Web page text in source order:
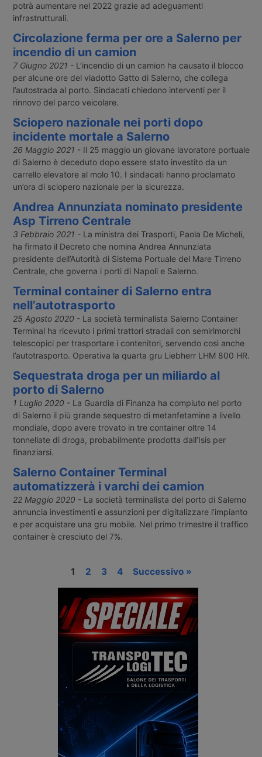
potrà aumentare nel 2022 grazie ad adeguamenti
infrastrutturali.
Circolazione ferma per ore a Salerno per
incendio di un camion
7 Giugno 2021 - L’incendio di un camion ha causato il blocco
per alcune ore del viadotto Gatto di Salerno, che collega
l’autostrada al porto. Sindacati chiedono interventi per il
rinnovo del parco veicolare.
Sciopero nazionale nei porti dopo
incidente mortale a Salerno
26 Maggio 2021 - Il 25 maggio un giovane lavoratore portuale
di Salerno è deceduto dopo essere stato investito da un
carrello elevatore al molo 10. I sindacati hanno proclamato
un’ora di sciopero nazionale per la sicurezza.
Andrea Annunziata nominato presidente
Asp Tirreno Centrale
3 Febbraio 2021 - La ministra dei Trasporti, Paola De Micheli,
ha firmato il Decreto che nomina Andrea Annunziata
presidente dell’Autorità di Sistema Portuale del Mare Tirreno
Centrale, che governa i porti di Napoli e Salerno.
Terminal container di Salerno entra
nell’autotrasporto
25 Agosto 2020 - La società terminalista Salerno Container
Terminal ha ricevuto i primi trattori stradali con semirimorchi
telescopici per trasportare i contenitori, servendo così anche
l’autotrasporto. Operativa la quarta gru Liebherr LHM 800 HR.
Sequestrata droga per un miliardo al
porto di Salerno
1 Luglio 2020 - La Guardia di Finanza ha compiuto nel porto
di Salerno il più grande sequestro di metanfetamine a livello
mondiale, dopo avere trovato in tre container oltre 14
tonnellate di droga, probabilmente prodotta dall’Isis per
finanziarsi.
Salerno Container Terminal
automatizzerà i varchi dei camion
22 Maggio 2020 - La società terminalista del porto di Salerno
annuncia investimenti e assunzioni per digitalizzare l’impianto
e per acquistare una gru mobile. Nel primo trimestre il traffico
container è cresciuto del 7%.
1 2 3 4 Successivo »